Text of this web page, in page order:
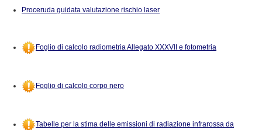
Proceruda guidata valutazione rischio laser
Foglio di calcolo radiometria Allegato XXXVII e fotometria
Foglio di calcolo corpo nero
Tabelle per la stima delle emissioni di radiazione infrarossa da